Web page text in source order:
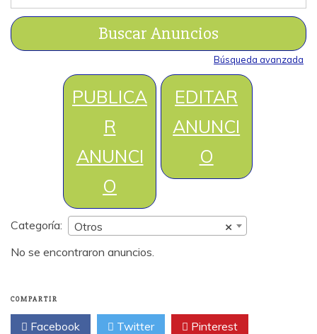
Búsqueda avanzada
PUBLICA
R
ANUNCI
O
EDITAR
ANUNCI
O
Categoría: ×
Otros
No se encontraron anuncios.
COMPARTIR
Facebook Twitter Pinterest